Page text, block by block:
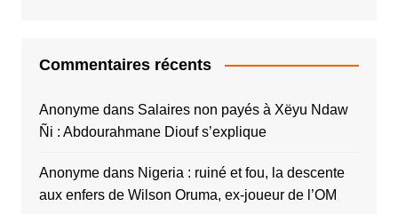
Commentaires récents
Anonymedans Salaires non payés à Xëyu Ndaw
Ñi : Abdourahmane Diouf s’explique
Anonymedans Nigeria : ruiné et fou, la descente
aux enfers de Wilson Oruma, ex-joueur de l’OM